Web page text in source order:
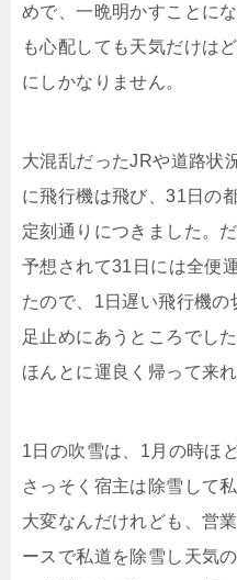
めで、一晩明かすことに
も心配しても天気だけは
にしかなりません。
大混乱だったJRや道路状
に飛行機は飛び、31日の
定刻通りにつきました。
予想されて31日には全便
たので、1日遅い飛行機
足止めにあうところでし
ほんとに運良く帰って来れ
1日の吹雪は、1月の時ほ
さっそく宿主は除雪して
大変なんだけれども、営
ースで私道を除雪し天気